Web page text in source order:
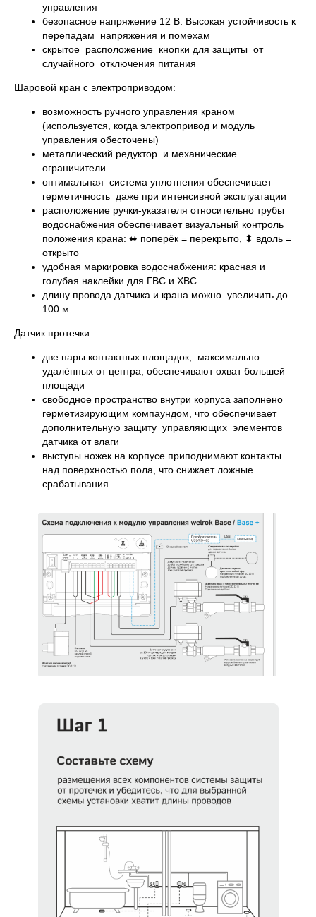
управления
безопасное напряжение 12 В. Высокая устойчивость к
перепадам напряжения и помехам
скрытое расположение кнопки для защиты от
случайного отключения питания
Шаровой кран с электроприводом:
возможность ручного управления краном
(используется, когда электропривод и модуль
управления обесточены)
металлический редуктор и механические
ограничители
оптимальная система уплотнения обеспечивает
герметичность даже при интенсивной эксплуатации
расположение ручки-указателя относительно трубы
водоснабжения обеспечивает визуальный контроль
положения крана: ⬌ поперёк = перекрыто, ⬍ вдоль =
открыто
удобная маркировка водоснабжения: красная и
голубая наклейки для ГВС и ХВС
длину провода датчика и крана можно увеличить до
100 м
Датчик протечки:
две пары контактных площадок, максимально
удалённых от центра, обеспечивают охват большей
площади
свободное пространство внутри корпуса заполнено
герметизирующим компаундом, что обеспечивает
дополнительную защиту управляющих элементов
датчика от влаги
выступы ножек на корпусе приподнимают контакты
над поверхностью пола, что снижает ложные
срабатывания